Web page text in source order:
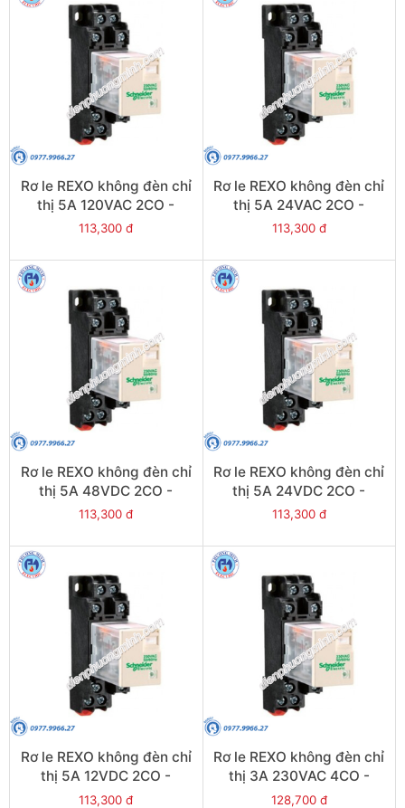
Rơ le REXO không đèn chỉ
thị 5A 120VAC 2CO -
Model RXM2LB1F7
113,300 đ
Rơ le REXO không đèn chỉ
thị 5A 24VAC 2CO -
Model RXM2LB1B7
113,300 đ
Rơ le REXO không đèn chỉ
thị 5A 48VDC 2CO -
Model RXM2LB1ED
113,300 đ
Rơ le REXO không đèn chỉ
thị 5A 24VDC 2CO -
Model RXM2LB1BD
113,300 đ
Rơ le REXO không đèn chỉ
thị 5A 12VDC 2CO -
Model RXM2LB1JD
113,300 đ
Rơ le REXO không đèn chỉ
thị 3A 230VAC 4CO -
Model RXM4LB1P7
128,700 đ